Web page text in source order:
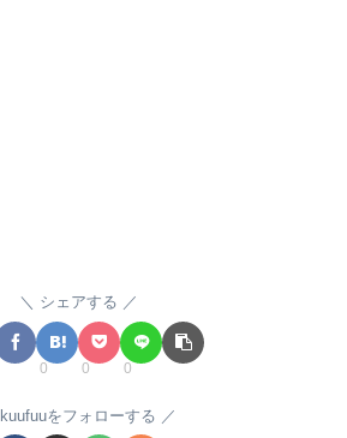
シェアする
0 0 0
kuufuuをフォローする